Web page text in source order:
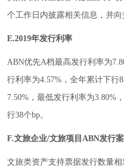
个工作日内披露相关信息，并向
E.2019年发行利率
ABN优先A档最高发行利率为
行利率为4.57%，全年累计下行
7.50%，最低发行利率为3.80%
行38个bp。
F.文旅企业/文旅项目ABN发行
文旅类资产支持票据发行数量